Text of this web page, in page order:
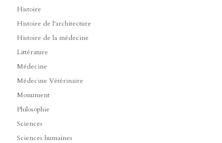
Histoire
Histoire de l'architecture
Histoire de la médecine
Littérature
Médecine
Médecine Vétérinaire
Monument
Philosophie
Sciences
Sciences humaines